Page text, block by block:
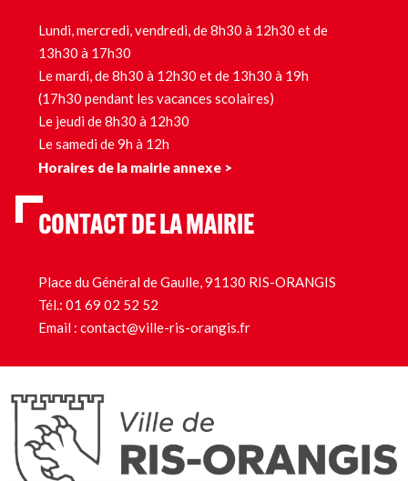
Lundi, mercredi, vendredi, de 8h30 à 12h30 et de
13h30 à 17h30
Le mardi, de 8h30 à 12h30 et de 13h30 à 19h
(17h30 pendant les vacances scolaires)
Le jeudi de 8h30 à 12h30
Le samedi de 9h à 12h
Horaires de la mairie annexe >
CONTACT DE LA MAIRIE
Place du Général de Gaulle, 91130 RIS-ORANGIS
Tél.: 01 69 02 52 52
Email : contact@ville-ris-orangis.fr